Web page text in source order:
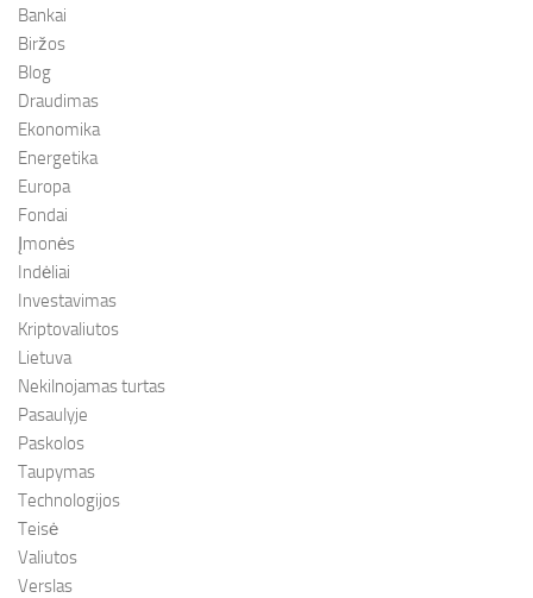
Bankai
Biržos
Blog
Draudimas
Ekonomika
Energetika
Europa
Fondai
Įmonės
Indėliai
Investavimas
Kriptovaliutos
Lietuva
Nekilnojamas turtas
Pasaulyje
Paskolos
Taupymas
Technologijos
Teisė
Valiutos
Verslas